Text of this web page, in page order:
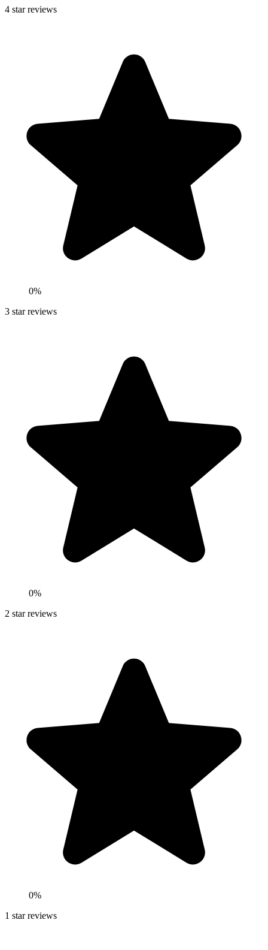
4 star reviews
0%
3 star reviews
0%
2 star reviews
0%
1 star reviews